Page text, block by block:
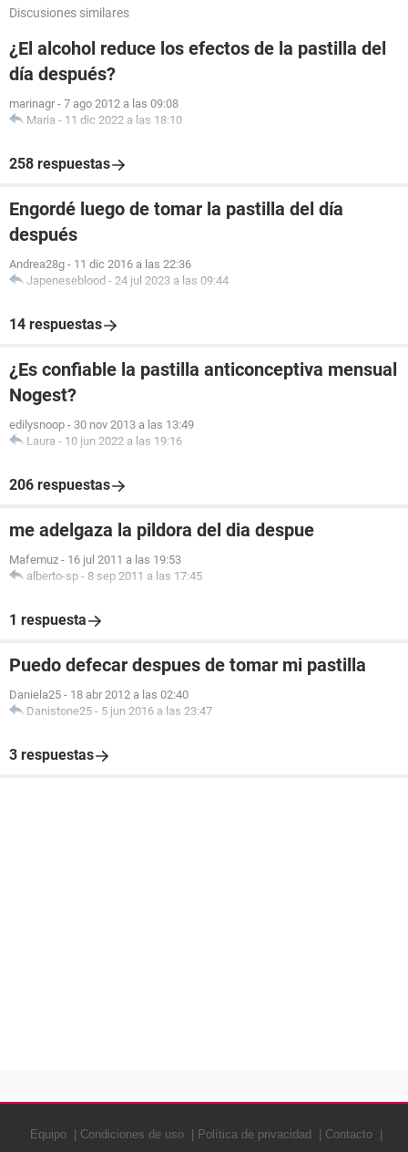
Discusiones similares
¿El alcohol reduce los efectos de la pastilla del
día después?
marinagr - 7 ago 2012 a las 09:08
Maria - 11 dic 2022 a las 18:10
258 respuestas
Engordé luego de tomar la pastilla del día
después
Andrea28g - 11 dic 2016 a las 22:36
Japeneseblood - 24 jul 2023 a las 09:44
14 respuestas
¿Es confiable la pastilla anticonceptiva mensual
Nogest?
edilysnoop - 30 nov 2013 a las 13:49
Laura - 10 jun 2022 a las 19:16
206 respuestas
me adelgaza la pildora del dia despue
Mafemuz - 16 jul 2011 a las 19:53
alberto-sp - 8 sep 2011 a las 17:45
1 respuesta
Puedo defecar despues de tomar mi pastilla
Daniela25 - 18 abr 2012 a las 02:40
Danistone25 - 5 jun 2016 a las 23:47
3 respuestas
Equipo Condiciones de uso Política de privacidad Contacto